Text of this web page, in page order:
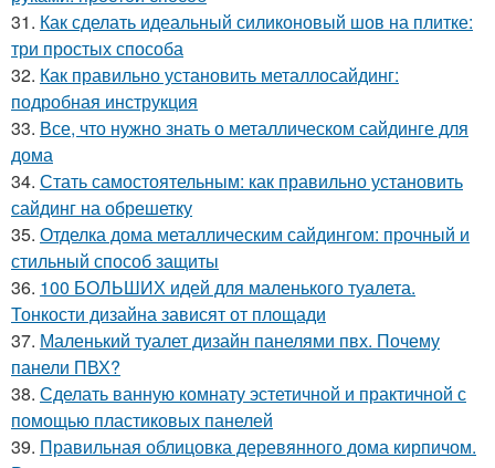
31. Как сделать идеальный силиконовый шов на плитке:
три простых способа
32. Как правильно установить металлосайдинг:
подробная инструкция
33. Все, что нужно знать о металлическом сайдинге для
дома
34. Стать самостоятельным: как правильно установить
сайдинг на обрешетку
35. Отделка дома металлическим сайдингом: прочный и
стильный способ защиты
36. 100 БОЛЬШИХ идей для маленького туалета.
Тонкости дизайна зависят от площади
37. Маленький туалет дизайн панелями пвх. Почему
панели ПВХ?
38. Сделать ванную комнату эстетичной и практичной с
помощью пластиковых панелей
39. Правильная облицовка деревянного дома кирпичом.